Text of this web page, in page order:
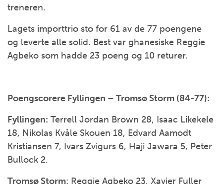
treneren.
Lagets importtrio sto for 61 av de 77 poengene
og leverte alle solid. Best var ghanesiske Reggie
Agbeko som hadde 23 poeng og 10 returer.
Poengscorere Fyllingen – Tromsø Storm (84-77):
Fyllingen: Terrell Jordan Brown 28, Isaac Likekele
18, Nikolas Kvåle Skouen 18, Edvard Aamodt
Kristiansen 7, Ivars Zvigurs 6, Haji Jawara 5, Peter
Bullock 2.
Tromsø Storm: Reggie Agbeko 23, Xavier Fuller